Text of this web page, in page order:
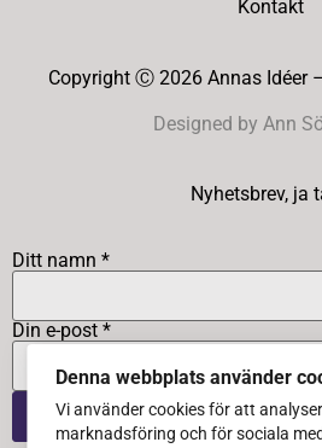
Kontakt
Copyright Ⓒ 2026 Annas Idéer
Designed by Ann
Nyhetsbrev, ja
Ditt namn *
Din e-post *
Denna webbplats använder
Vi använder cookies för att
marknadsföring och för sociala